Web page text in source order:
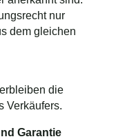
nur
dem gleichen
die
Verkäufers.
Garantie